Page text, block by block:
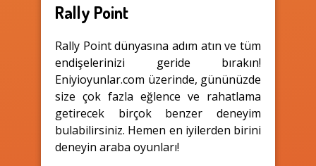
Rally Point
Rally Point dünyasına adım atın ve tüm
endişelerinizi geride bırakın!
Eniyioyunlar.com üzerinde, gününüzde
size çok fazla eğlence ve rahatlama
getirecek birçok benzer deneyim
bulabilirsiniz. Hemen en iyilerden birini
deneyin araba oyunları!